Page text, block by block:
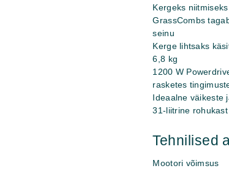
Kergeks
GrassCombs
seinu
Kerge lihtsaks
6,8 kg
1200 W
rasketes
Ideaalne väikeste
31-liitrine
Tehnilised
Mootori võimsus